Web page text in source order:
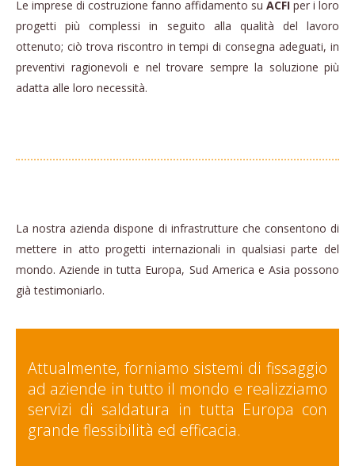
Le imprese di costruzione fanno affidamento su ACFI per i loro
progetti più complessi in seguito alla qualità del lavoro
ottenuto; ciò trova riscontro in tempi di consegna adeguati, in
preventivi ragionevoli e nel trovare sempre la soluzione più
adatta alle loro necessità.
La nostra azienda dispone di infrastrutture che consentono di
mettere in atto progetti internazionali in qualsiasi parte del
mondo. Aziende in tutta Europa, Sud America e Asia possono
già testimoniarlo.
Attualmente, forniamo sistemi di fissaggio
ad aziende in tutto il mondo e realizziamo
servizi di saldatura in tutta Europa con
grande flessibilità ed efficacia.